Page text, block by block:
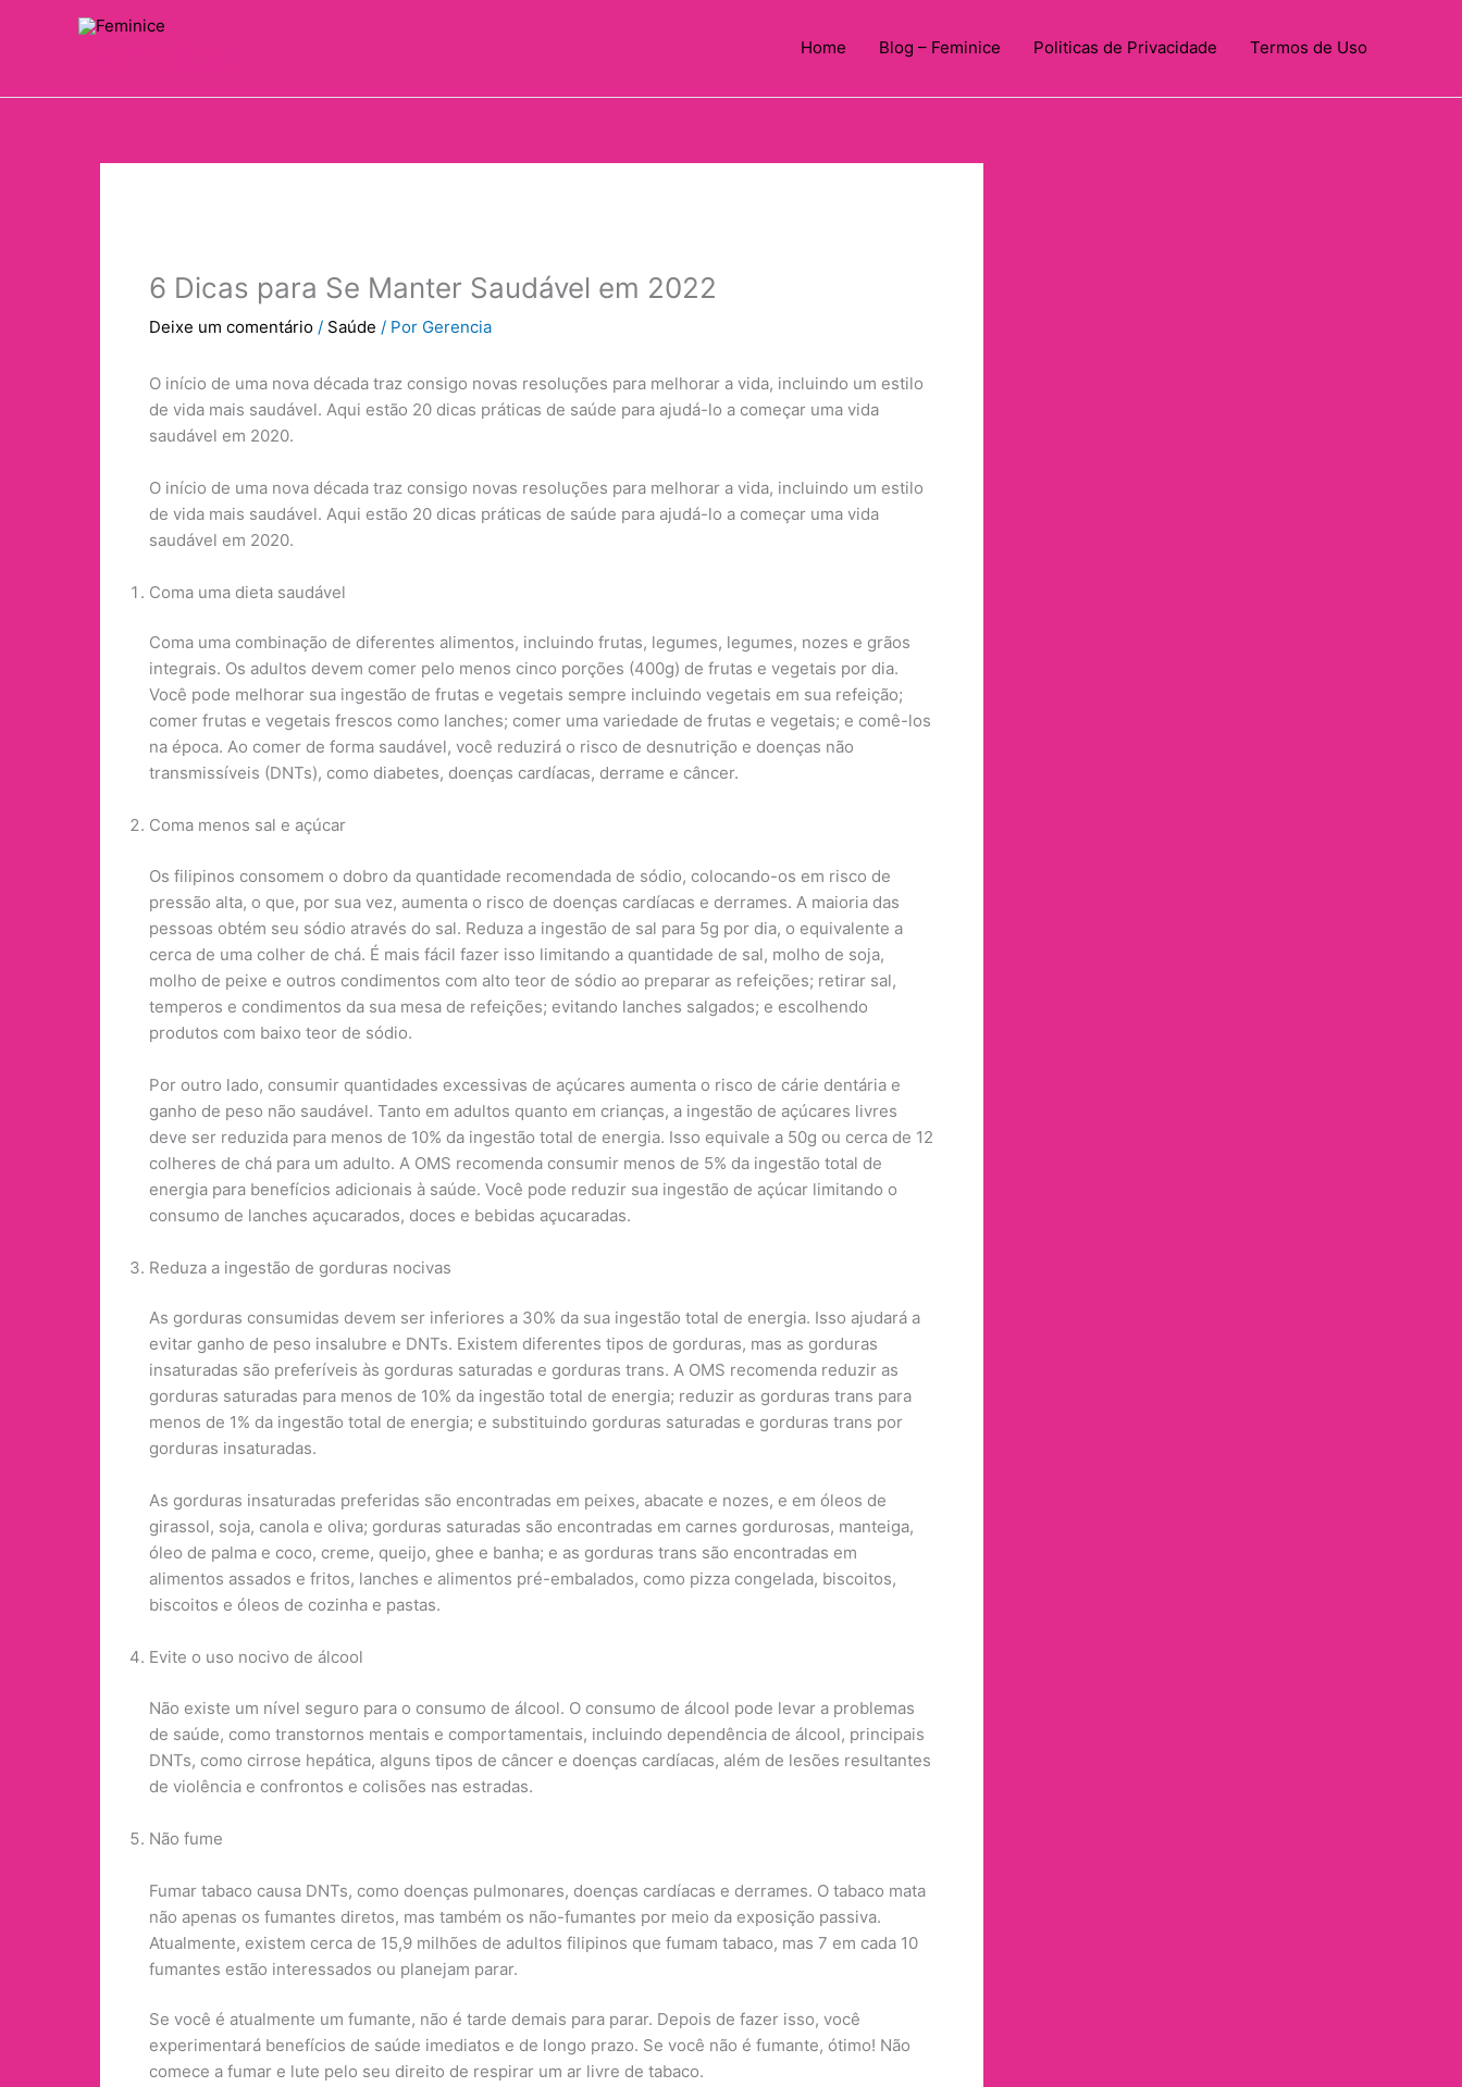
Home Blog – Feminice Politicas de Privacidade Termos de Uso
6 Dicas para Se Manter Saudável em 2022
Deixe um comentário / Saúde / Por Gerencia
O início de uma nova década traz consigo novas resoluções para melhorar a vida, incluindo um estilo
de vida mais saudável. Aqui estão 20 dicas práticas de saúde para ajudá-lo a começar uma vida
saudável em 2020.
O início de uma nova década traz consigo novas resoluções para melhorar a vida, incluindo um estilo
de vida mais saudável. Aqui estão 20 dicas práticas de saúde para ajudá-lo a começar uma vida
saudável em 2020.
Coma uma dieta saudável
Coma uma combinação de diferentes alimentos, incluindo frutas, legumes, legumes, nozes e grãos
integrais. Os adultos devem comer pelo menos cinco porções (400g) de frutas e vegetais por dia.
Você pode melhorar sua ingestão de frutas e vegetais sempre incluindo vegetais em sua refeição;
comer frutas e vegetais frescos como lanches; comer uma variedade de frutas e vegetais; e comê-los
na época. Ao comer de forma saudável, você reduzirá o risco de desnutrição e doenças não
transmissíveis (DNTs), como diabetes, doenças cardíacas, derrame e câncer.
Coma menos sal e açúcar
Os filipinos consomem o dobro da quantidade recomendada de sódio, colocando-os em risco de
pressão alta, o que, por sua vez, aumenta o risco de doenças cardíacas e derrames. A maioria das
pessoas obtém seu sódio através do sal. Reduza a ingestão de sal para 5g por dia, o equivalente a
cerca de uma colher de chá. É mais fácil fazer isso limitando a quantidade de sal, molho de soja,
molho de peixe e outros condimentos com alto teor de sódio ao preparar as refeições; retirar sal,
temperos e condimentos da sua mesa de refeições; evitando lanches salgados; e escolhendo
produtos com baixo teor de sódio.
Por outro lado, consumir quantidades excessivas de açúcares aumenta o risco de cárie dentária e
ganho de peso não saudável. Tanto em adultos quanto em crianças, a ingestão de açúcares livres
deve ser reduzida para menos de 10% da ingestão total de energia. Isso equivale a 50g ou cerca de 12
colheres de chá para um adulto. A OMS recomenda consumir menos de 5% da ingestão total de
energia para benefícios adicionais à saúde. Você pode reduzir sua ingestão de açúcar limitando o
consumo de lanches açucarados, doces e bebidas açucaradas.
Reduza a ingestão de gorduras nocivas
As gorduras consumidas devem ser inferiores a 30% da sua ingestão total de energia. Isso ajudará a
evitar ganho de peso insalubre e DNTs. Existem diferentes tipos de gorduras, mas as gorduras
insaturadas são preferíveis às gorduras saturadas e gorduras trans. A OMS recomenda reduzir as
gorduras saturadas para menos de 10% da ingestão total de energia; reduzir as gorduras trans para
menos de 1% da ingestão total de energia; e substituindo gorduras saturadas e gorduras trans por
gorduras insaturadas.
As gorduras insaturadas preferidas são encontradas em peixes, abacate e nozes, e em óleos de
girassol, soja, canola e oliva; gorduras saturadas são encontradas em carnes gordurosas, manteiga,
óleo de palma e coco, creme, queijo, ghee e banha; e as gorduras trans são encontradas em
alimentos assados ​​e fritos, lanches e alimentos pré-embalados, como pizza congelada, biscoitos,
biscoitos e óleos de cozinha e pastas.
Evite o uso nocivo de álcool
Não existe um nível seguro para o consumo de álcool. O consumo de álcool pode levar a problemas
de saúde, como transtornos mentais e comportamentais, incluindo dependência de álcool, principais
DNTs, como cirrose hepática, alguns tipos de câncer e doenças cardíacas, além de lesões resultantes
de violência e confrontos e colisões nas estradas.
Não fume
Fumar tabaco causa DNTs, como doenças pulmonares, doenças cardíacas e derrames. O tabaco mata
não apenas os fumantes diretos, mas também os não-fumantes por meio da exposição passiva.
Atualmente, existem cerca de 15,9 milhões de adultos filipinos que fumam tabaco, mas 7 em cada 10
fumantes estão interessados ​​​​ou planejam parar.
Se você é atualmente um fumante, não é tarde demais para parar. Depois de fazer isso, você
experimentará benefícios de saúde imediatos e de longo prazo. Se você não é fumante, ótimo! Não
comece a fumar e lute pelo seu direito de respirar um ar livre de tabaco.